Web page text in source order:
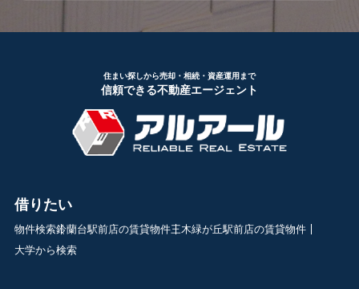
住まい探しから売却・相続・資産運用まで
信頼できる不動産エージェント
借りたい
物件検索鈴蘭台駅前店の賃貸物件三木緑が丘駅前店の賃貸物件
大学から検索